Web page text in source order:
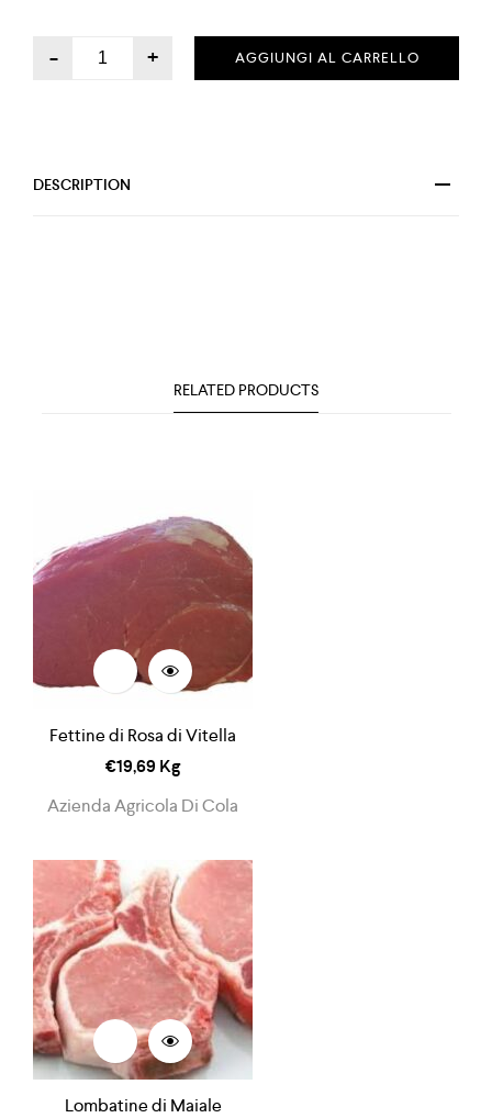
- + AGGIUNGI AL CARRELLO
DESCRIPTION
RELATED PRODUCTS
Fettine di Rosa di Vitella
€19,69 Kg
Azienda Agricola Di Cola
Lombatine di Maiale